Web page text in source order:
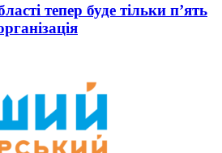
тепер буде тільки п’ять